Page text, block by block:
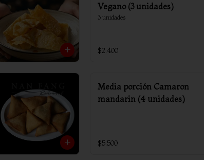
Vegano (3 unidades)
3 unidades
$2.400
Media porción Camaron
mandarin (4 unidades)
$5.500